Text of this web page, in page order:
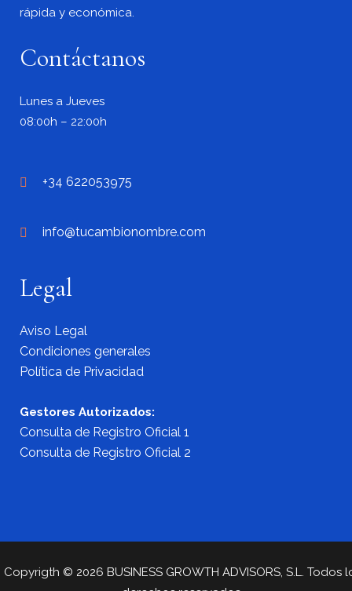
rápida y económica.
Contáctanos
Lunes a Jueves
08:00h – 22:00h
+34 622053975
info@tucambionombre.com
Legal
Aviso Legal
Condiciones generales
Política de Privacidad
Gestores Autorizados:
Consulta de Registro Oficial 1
Consulta de Registro Oficial 2
Copyrigth © 2026 BUSINESS GROWTH ADVISORS, S.L. Todos